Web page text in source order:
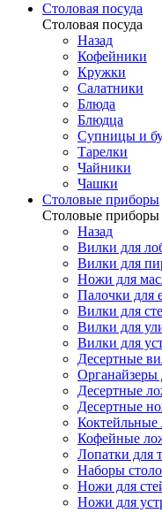
Столовая посуда
Столовая посуда
Назад
Кофейники
Кружки
Салатники
Блюда
Блюдца
Супницы и
Тарелки
Чайники
Чашки
Cтоловые приборы
Cтоловые приборы
Назад
Вилки для
Вилки для
Ножи для
Палочки для
Вилки для
Вилки для
Вилки для
Десертные
Органайзеры
Десертные
Десертные
Коктейльные
Кофейные
Лопатки для
Наборы
Ножи для
Ножи для